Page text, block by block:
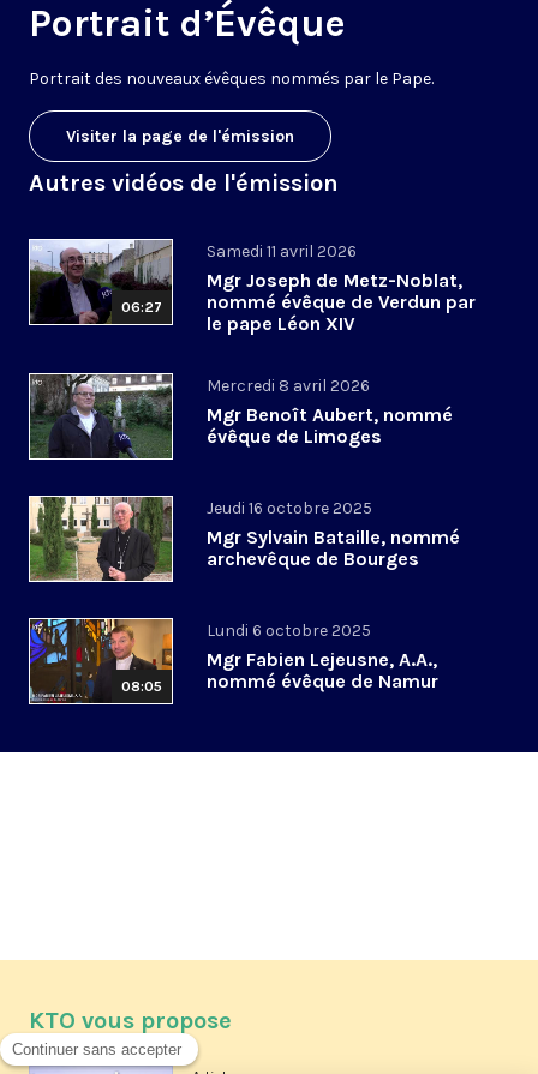
Portrait d’Évêque
Portrait des nouveaux évêques nommés par le Pape.
Visiter la page de l'émission
Autres vidéos de l'émission
06:27
Samedi 11 avril 2026
Mgr Joseph de Metz-Noblat,
nommé évêque de Verdun par
le pape Léon XIV
Mercredi 8 avril 2026
Mgr Benoît Aubert, nommé
évêque de Limoges
Jeudi 16 octobre 2025
Mgr Sylvain Bataille, nommé
archevêque de Bourges
08:05
Lundi 6 octobre 2025
Mgr Fabien Lejeusne, A.A.,
nommé évêque de Namur
KTO vous propose